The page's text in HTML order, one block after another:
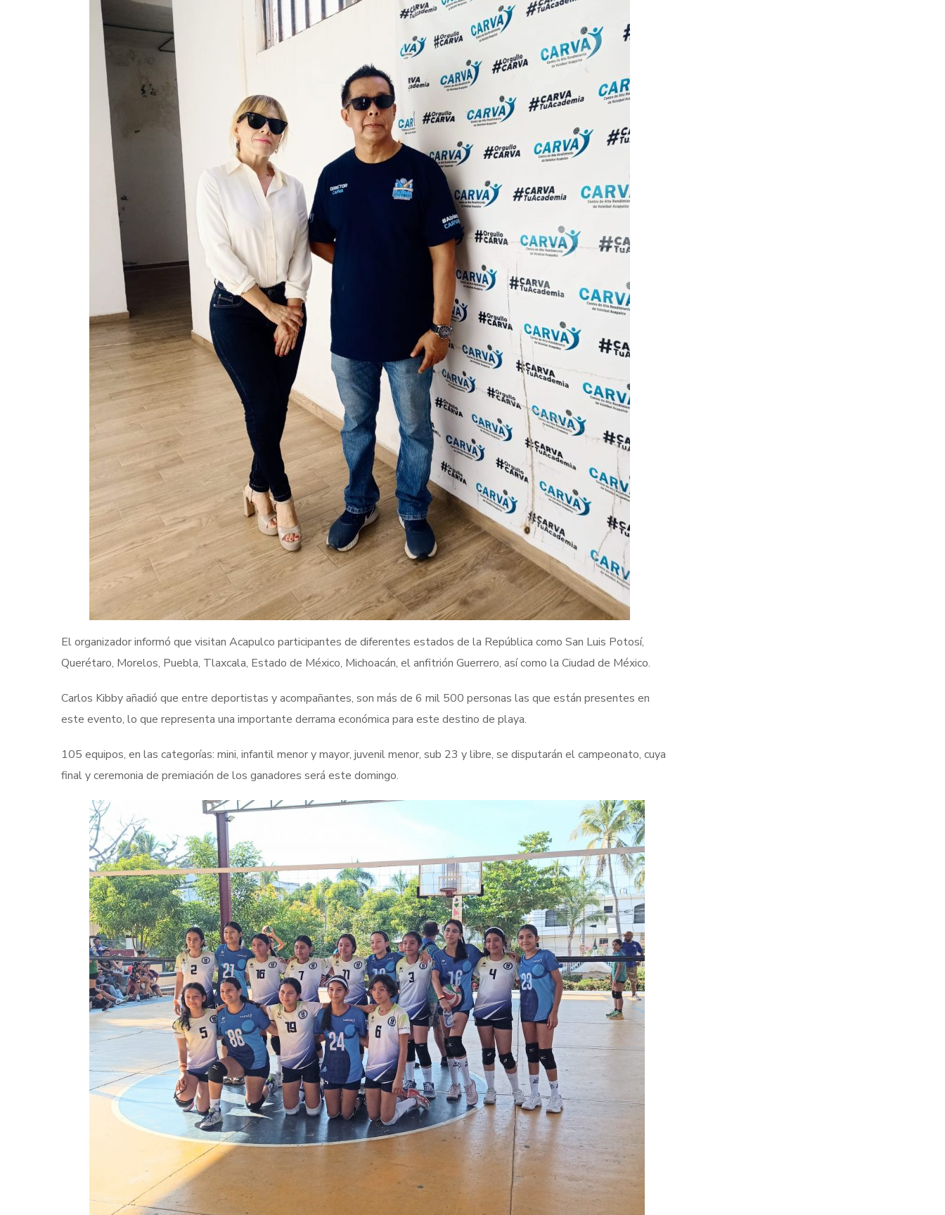
El organizador informó que visitan Acapulco participantes de diferentes estados de la República como San Luis Potosí,
Querétaro, Morelos, Puebla, Tlaxcala, Estado de México, Michoacán, el anfitrión Guerrero, así como la Ciudad de México.
Carlos Kibby añadió que entre deportistas y acompañantes, son más de 6 mil 500 personas las que están presentes en
este evento, lo que representa una importante derrama económica para este destino de playa.
105 equipos, en las categorías: mini, infantil menor y mayor, juvenil menor, sub 23 y libre, se disputarán el campeonato, cuya
final y ceremonia de premiación de los ganadores será este domingo.